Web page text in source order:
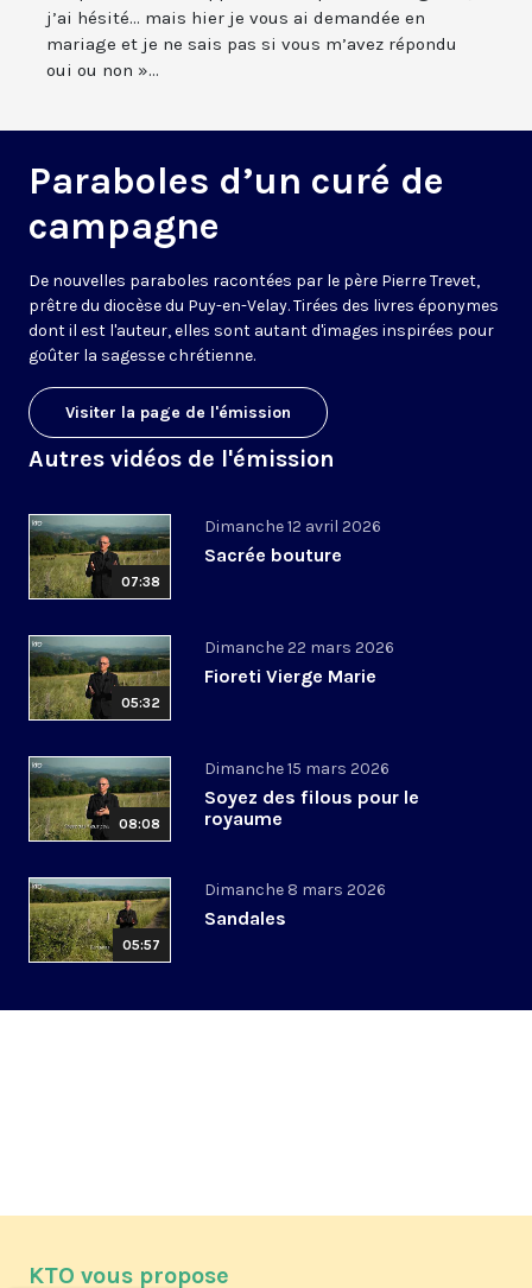
j’ai hésité... mais hier je vous ai demandée en
mariage et je ne sais pas si vous m’avez répondu
oui ou non »...
Paraboles d’un curé de
campagne
De nouvelles paraboles racontées par le père Pierre Trevet,
prêtre du diocèse du Puy-en-Velay. Tirées des livres éponymes
dont il est l'auteur, elles sont autant d'images inspirées pour
goûter la sagesse chrétienne.
Visiter la page de l'émission
Autres vidéos de l'émission
07:38
Dimanche 12 avril 2026
Sacrée bouture
05:32
Dimanche 22 mars 2026
Fioreti Vierge Marie
08:08
Dimanche 15 mars 2026
Soyez des filous pour le
royaume
05:57
Dimanche 8 mars 2026
Sandales
KTO vous propose